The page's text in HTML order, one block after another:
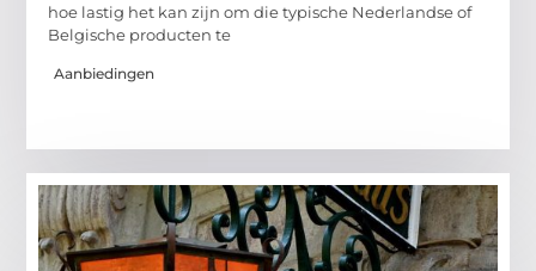
hoe lastig het kan zijn om die typische Nederlandse of
Belgische producten te
Aanbiedingen